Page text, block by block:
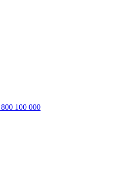
800 100 000